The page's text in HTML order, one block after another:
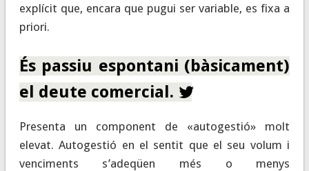
explícit que, encara que pugui ser variable, es fixa a
priori.
És passiu espontani (bàsicament)
el deute comercial.
Presenta un component de «autogestió» molt
elevat. Autogestió en el sentit que el seu volum i
venciments s’adeqüen més o menys